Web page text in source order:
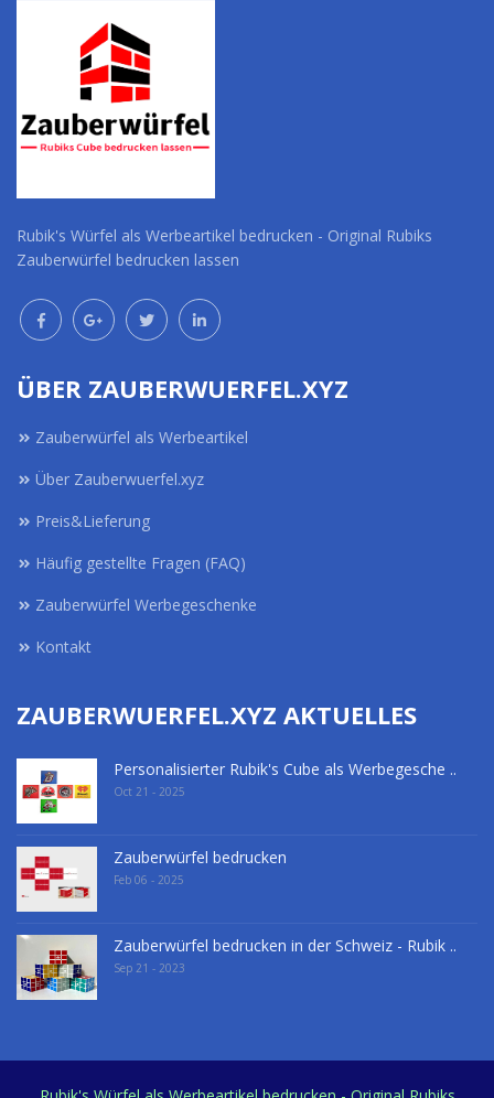
Rubik's Würfel als Werbeartikel bedrucken - Original Rubiks
Zauberwürfel bedrucken lassen
ÜBER ZAUBERWUERFEL.XYZ
Zauberwürfel als Werbeartikel
Über Zauberwuerfel.xyz
Preis&Lieferung
Häufig gestellte Fragen (FAQ)
Zauberwürfel Werbegeschenke
Kontakt
ZAUBERWUERFEL.XYZ AKTUELLES
Personalisierter Rubik's Cube als Werbegesche ..
Oct 21 - 2025
Zauberwürfel bedrucken
Feb 06 - 2025
Zauberwürfel bedrucken in der Schweiz - Rubik ..
Sep 21 - 2023